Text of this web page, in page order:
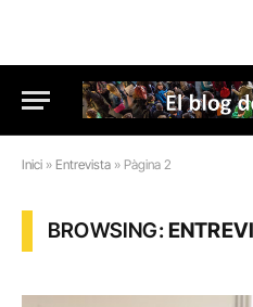
Inici » Entrevista » Pàgina 2
BROWSING: